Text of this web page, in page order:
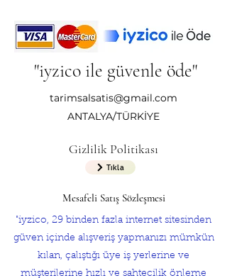
"iyzico ile güvenle öde"
tarimsalsatis@gmail.com
ANTALYA/TÜRKİYE
Gizlilik Politikası
Tıkla
Mesafeli Satış Sözleşmesi
"iyzico, 29 binden fazla internet sitesinden
güven içinde alışveriş yapmanızı mümkün
kılan, çalıştığı üye iş yerlerine ve
müşterilerine hızlı ve sahtecilik önleme